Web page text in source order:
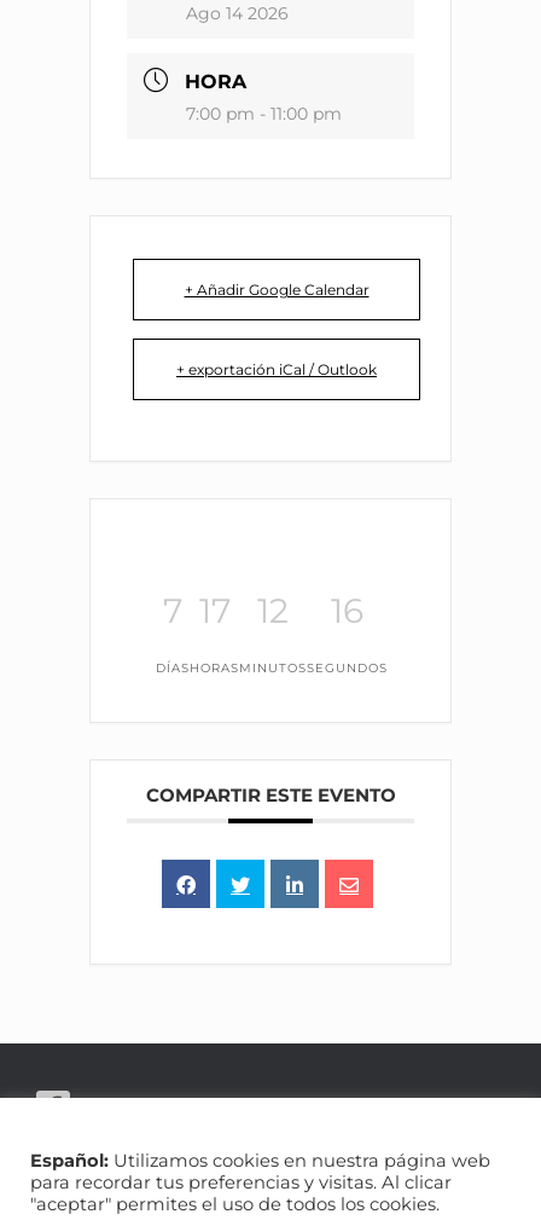
Ago 14 2026
HORA
7:00 pm - 11:00 pm
+ Añadir Google Calendar
+ exportación iCal / Outlook
7
DÍAS
17
HORAS
12
MINUTOS
16
SEGUNDOS
COMPARTIR ESTE EVENTO
Español: Utilizamos cookies en nuestra página web
para recordar tus preferencias y visitas. Al clicar
"aceptar" permites el uso de todos los cookies.